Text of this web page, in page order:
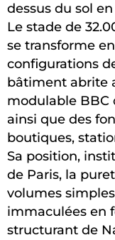
dessus du sol
Le stade de
se transforme
configurations
bâtiment abrite
modulable BBC
ainsi que des
boutiques,
Sa position,
de Paris, la
volumes
immaculées en
structurant de